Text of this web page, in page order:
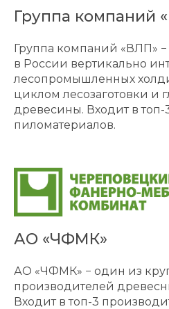
Группа компаний
Группа компаний «ВЛП»
в России вертикально
лесопромышленных
циклом лесозаготовки и
древесины. Входит в
пиломатериалов.
АО «ЧФМК»
АО «ЧФМК» − один из
производителей
Входит в топ-3